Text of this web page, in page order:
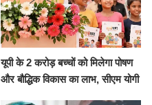
यूपी के 2 करोड़ बच्चों को मिलेगा पोषण
और बौद्धिक विकास का लाभ, सीएम योगी